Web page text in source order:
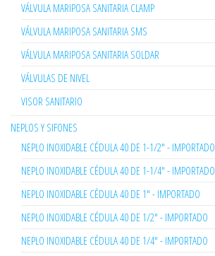
VÁLVULA MARIPOSA SANITARIA CLAMP
VÁLVULA MARIPOSA SANITARIA SMS
VÁLVULA MARIPOSA SANITARIA SOLDAR
VÁLVULAS DE NIVEL
VISOR SANITARIO
NEPLOS Y SIFONES
NEPLO INOXIDABLE CÉDULA 40 DE 1-1/2" - IMPORTADO
NEPLO INOXIDABLE CÉDULA 40 DE 1-1/4" - IMPORTADO
NEPLO INOXIDABLE CÉDULA 40 DE 1" - IMPORTADO
NEPLO INOXIDABLE CÉDULA 40 DE 1/2" - IMPORTADO
NEPLO INOXIDABLE CÉDULA 40 DE 1/4" - IMPORTADO